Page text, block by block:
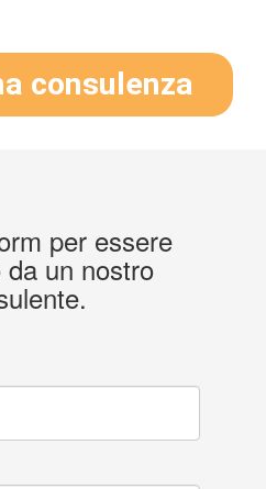
consulenza
per essere
un nostro